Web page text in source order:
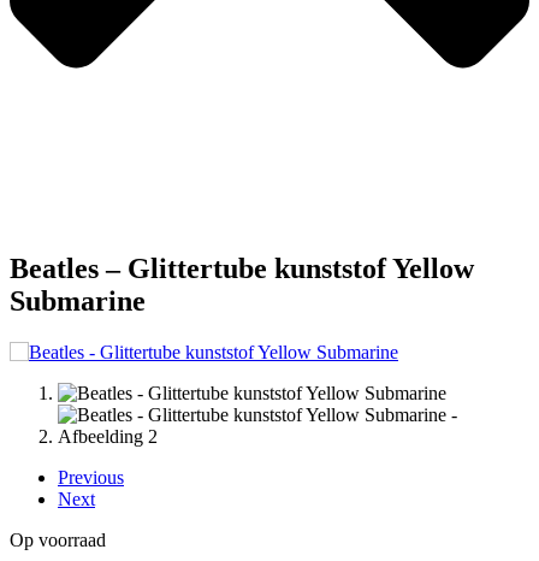
Beatles – Glittertube kunststof Yellow
Submarine
Previous
Next
Op voorraad